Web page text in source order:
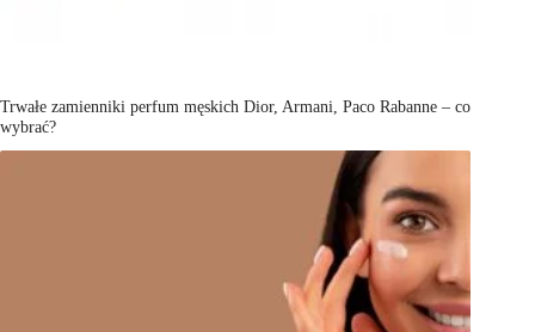
Trwałe zamienniki perfum męskich Dior, Armani, Paco Rabanne – co
wybrać?